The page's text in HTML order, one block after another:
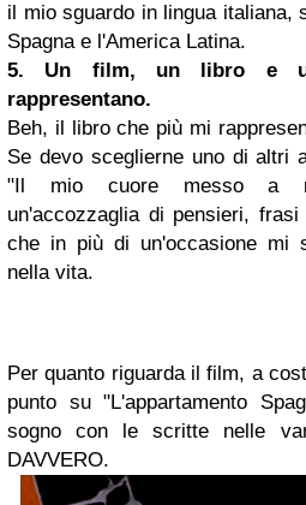
il mio sguardo in lingua italiana,
Spagna e l'America Latina.
5. Un film, un libro e
rappresentano.
Beh, il libro che più mi
Se devo sceglierne uno di altri
"Il mio cuore messo a
un'accozzaglia di pensieri,
che in più di un'occasione mi
nella vita.
Per quanto riguarda il film, a
punto su "L'appartamento
sogno con le scritte nelle
DAVVERO.